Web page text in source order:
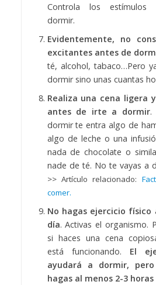
Controla los estímulos
dormir.
Evidentemente, no
excitantes antes de
té, alcohol, tabaco…Pero
dormir sino unas cuantas
Realiza una cena ligera
antes de irte a dormir.
dormir te entra algo de
algo de leche o una
nada de chocolate o
nade de té. No te vayas a
>> Artículo relacionado:
comer.
No hagas ejercicio
día. Activas el organismo.
si haces una cena
está funcionando. El
ayudará a dormir,
hagas al menos 2-3